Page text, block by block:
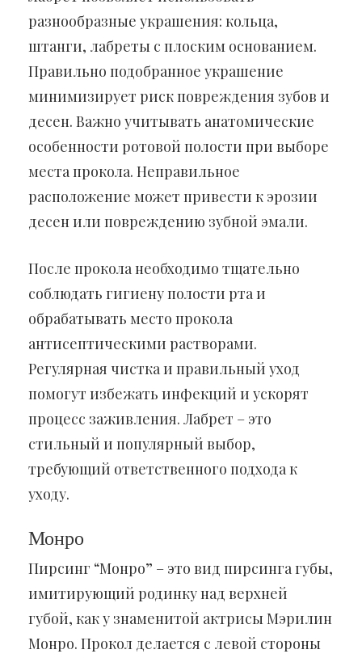
разнообразные украшения: кольца,
штанги, лабреты с плоским основанием.
Правильно подобранное украшение
минимизирует риск повреждения зубов и
десен. Важно учитывать анатомические
особенности ротовой полости при выборе
места прокола. Неправильное
расположение может привести к эрозии
десен или повреждению зубной эмали.
После прокола необходимо тщательно
соблюдать гигиену полости рта и
обрабатывать место прокола
антисептическими растворами.
Регулярная чистка и правильный уход
помогут избежать инфекций и ускорят
процесс заживления. Лабрет – это
стильный и популярный выбор,
требующий ответственного подхода к
уходу.
Монро
Пирсинг “Монро” – это вид пирсинга губы,
имитирующий родинку над верхней
губой, как у знаменитой актрисы Мэрилин
Монро. Прокол делается с левой стороны